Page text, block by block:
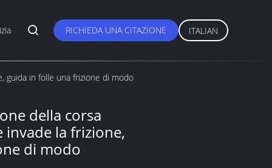
RICHIEDA UNA CITAZIONE ITALIAN
guida in folle una frizione di modo
della corsa
la frizione,
di modo